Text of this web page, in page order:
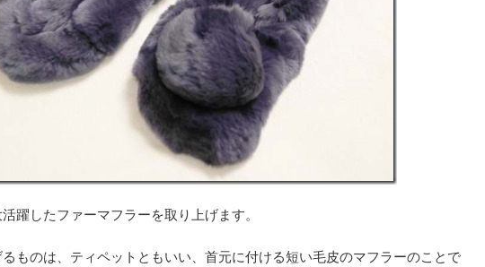
躍したファーマフラーを取り上げます。
ものは、ティペットともいい、首元に付ける短い毛皮のマフラーのことで